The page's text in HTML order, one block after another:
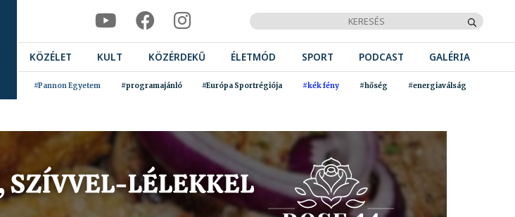
KÖZÉLET KULT KÖZÉRDEKŰ ÉLETMÓD SPORT PODCAST GALÉRIA
#Pannon Egyetem #programajánló #Európa Sportrégiója #kék fény #hőség #energiaválság